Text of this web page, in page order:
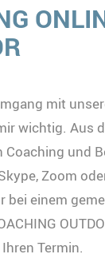
mit
wichtig. Aus
Coaching und
Zoom
bei einem
Termin.